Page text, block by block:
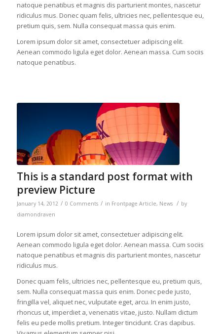
natoque penatibus et magnis dis parturient montes, nascetur
ridiculus mus. Donec quam felis, ultricies nec, pellentesque eu,
pretium quis, sem. Nulla consequat massa quis enim.
Lorem ipsum dolor sit amet, consectetuer adipiscing elit.
Aenean commodo ligula eget dolor. Aenean massa. Cum sociis
natoque penatibus.
This is a standard post format with
preview Picture
January 14, 2012 / 0 Comments / in Frontpage Article, News / by
diamondraven
Lorem ipsum dolor sit amet, consectetuer adipiscing elit.
Aenean commodo ligula eget dolor. Aenean massa. Cum sociis
natoque penatibus et magnis dis parturient montes, nascetur
ridiculus mus.
Donec quam felis, ultricies nec, pellentesque eu, pretium quis,
sem. Nulla consequat massa quis enim. Donec pede justo,
fringilla vel, aliquet nec, vulputate eget, arcu. In enim justo,
rhoncus ut, imperdiet a, venenatis vitae, justo. Nullam dictum
felis eu pede mollis pretium. Integer tincidunt. Cras dapibus.